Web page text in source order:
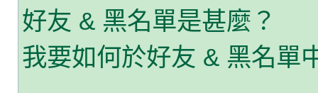
好友 & 黑名單是甚麼？
我要如何於好友 & 黑名單